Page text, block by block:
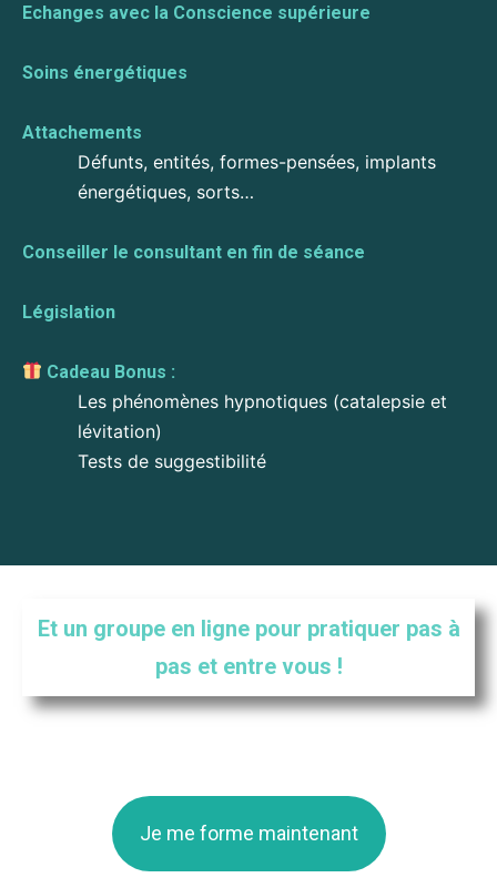
Echanges avec la Conscience supérieure
Soins énergétiques
Attachements
Défunts, entités, formes-pensées, implants
énergétiques, sorts…
Conseiller le consultant en fin de séance
Législation
Cadeau Bonus :
Les phénomènes hypnotiques (catalepsie et
lévitation)
Tests de suggestibilité
Et un groupe en ligne pour pratiquer pas à
pas et entre vous !
Je me forme maintenant